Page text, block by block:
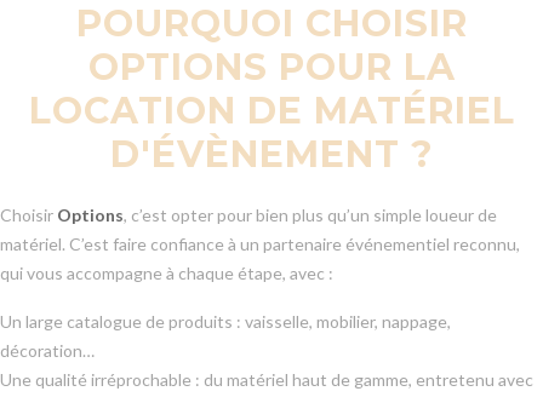
POURQUOI CHOISIR
OPTIONS POUR LA
LOCATION DE MATÉRIEL
D'ÉVÈNEMENT ?
Choisir Options, c’est opter pour bien plus qu’un simple loueur de
matériel. C’est faire confiance à un partenaire événementiel reconnu,
qui vous accompagne à chaque étape, avec :
Un large catalogue de produits : vaisselle, mobilier, nappage,
décoration…
Une qualité irréprochable : du matériel haut de gamme, entretenu avec